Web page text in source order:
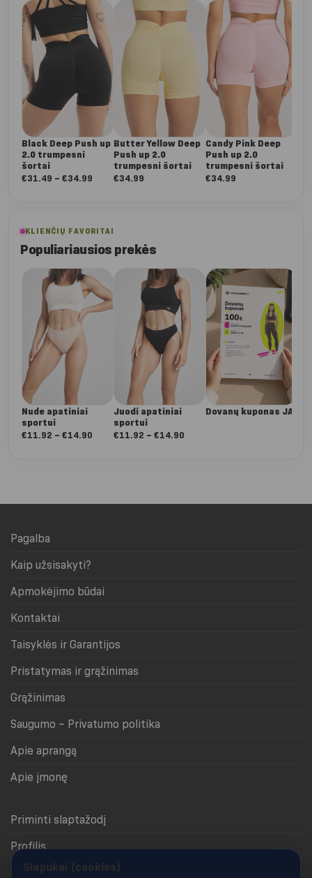
Black Deep Push up
2.0 trumpesni
šortai
€31.49 – €34.99
Butter Yellow Deep
Push up 2.0
trumpesni šortai
€34.99
Candy Pink Deep
Push up 2.0
trumpesni šortai
€34.99
KLIENČIŲ FAVORITAI
Populiariausios prekės
Nude apatiniai
sportui
€11.92 – €14.90
Juodi apatiniai
sportui
€11.92 – €14.90
Dovanų kuponas JAI
Pagalba
Kaip užsisakyti?
Apmokėjimo būdai
Kontaktai
Taisyklės ir Garantijos
Pristatymas ir grąžinimas
Grąžinimas
Saugumo – Privatumo politika
Apie aprangą
Apie įmonę
Priminti slaptažodį
Profilis
Krepšelis
Slapukai (cookies)